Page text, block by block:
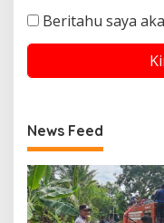
Beritahu saya
News Feed